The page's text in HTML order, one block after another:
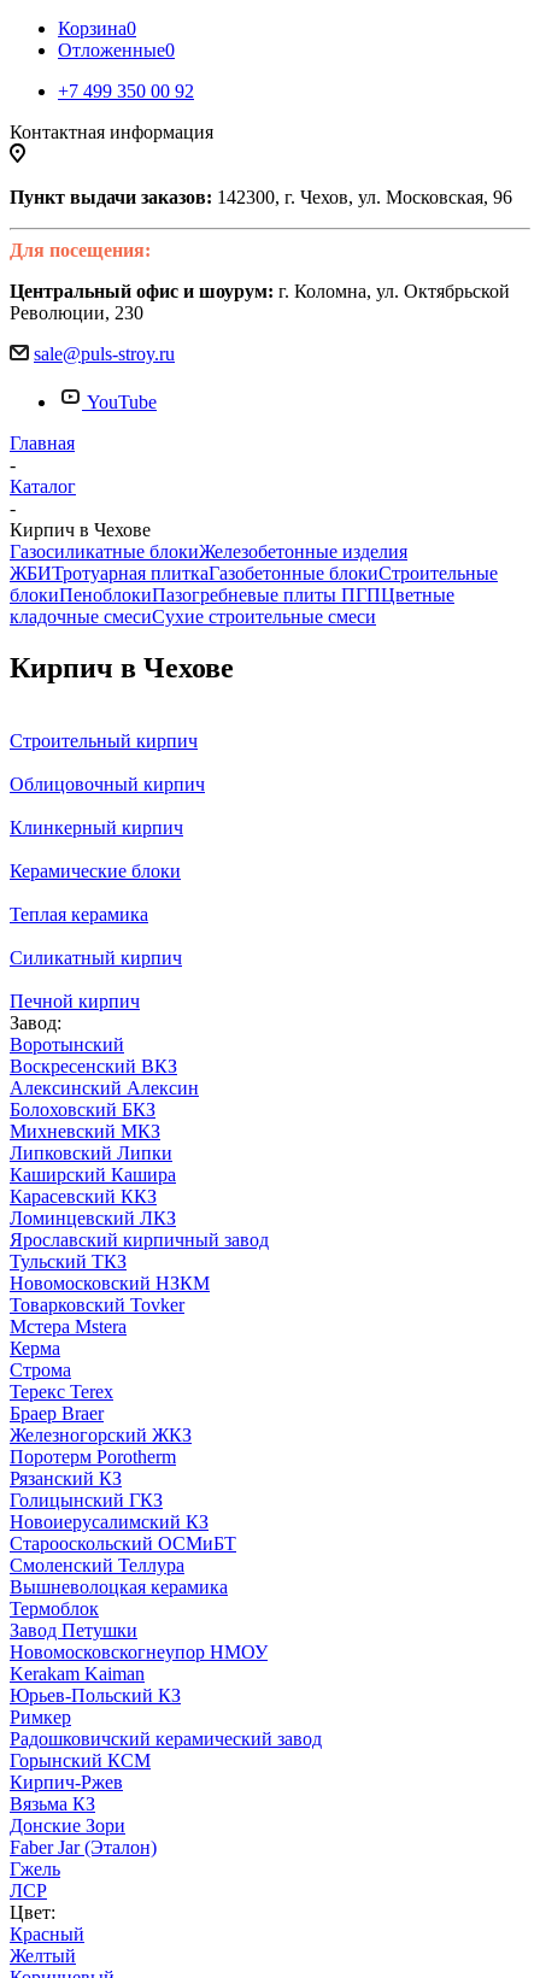
Корзина0
Отложенные0
+7 499 350 00 92
Контактная информация
Пункт выдачи заказов: 142300, г. Чехов, ул. Московская, 96
Для посещения:
Центральный офис и шоурум: г. Коломна, ул. Октябрьской
Революции, 230
sale@puls-stroy.ru
YouTube
Главная
-
Каталог
-
Кирпич в Чехове
Газосиликатные блокиЖелезобетонные изделия
ЖБИТротуарная плиткаГазобетонные блокиСтроительные
блокиПеноблокиПазогребневые плиты ПГПЦветные
кладочные смесиСухие строительные смеси
Кирпич в Чехове
Строительный кирпич
Облицовочный кирпич
Клинкерный кирпич
Керамические блоки
Теплая керамика
Силикатный кирпич
Печной кирпич
Завод:
Воротынский
Воскресенский ВКЗ
Алексинский Алексин
Болоховский БКЗ
Михневский МКЗ
Липковский Липки
Каширский Кашира
Карасевский ККЗ
Ломинцевский ЛКЗ
Ярославский кирпичный завод
Тульский ТКЗ
Новомосковский НЗКМ
Товарковский Tovker
Мстера Mstera
Керма
Строма
Терекс Terex
Браер Braer
Железногорский ЖКЗ
Поротерм Porotherm
Рязанский КЗ
Голицынский ГКЗ
Новоиерусалимский КЗ
Старооскольский ОСМиБТ
Смоленский Теллура
Вышневолоцкая керамика
Термоблок
Завод Петушки
Новомосковскогнеупор НМОУ
Kerakam Kaiman
Юрьев-Польский КЗ
Римкер
Радошковичский керамический завод
Горынский КСМ
Кирпич-Ржев
Вязьма КЗ
Донские Зори
Faber Jar (Эталон)
Гжель
ЛСР
Цвет:
Красный
Желтый